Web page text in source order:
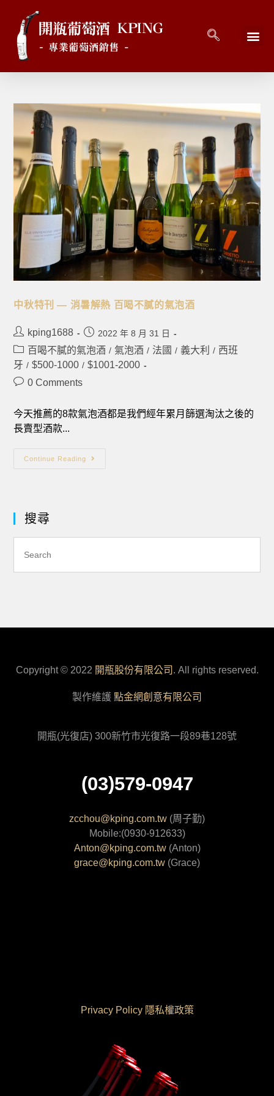
中秋特刊 — 消暑解熱 百喝不膩的氣泡酒
kping1688 2022 年 8 月 31 日
百喝不膩的氣泡酒 / 氣泡酒 / 法國 / 義大利 / 西班
牙 / $500-1000 / $1001-2000
0 Comments
今天推薦的8款氣泡酒都是我們經年累月篩選淘汰之後的
長賣型酒款...
Continue Reading
搜尋
Copyright © 2022 開瓶股份有限公司 . All rights reserved.
製作維護 點金網創意有限公司
開瓶(光復店) 300新竹市光復路一段89巷128號
(03)579-0947
zcchou@kping.com.tw (周子勤)
Mobile:(0930-912633)
Anton@kping.com.tw(Anton)
grace@kping.com.tw (Grace)
Privacy Policy 隱私權政策